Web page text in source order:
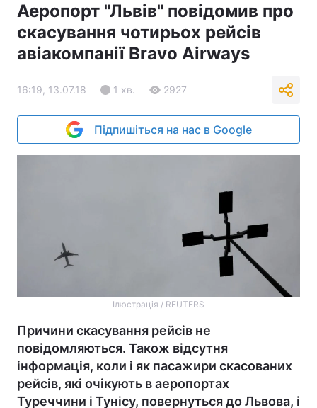
Аеропорт "Львів" повідомив про
скасування чотирьох рейсів
авіакомпанії Bravo Airways
16:19, 13.07.18 1 хв. 2927
Підпишіться на нас в Google
Ілюстрація / REUTERS
Причини скасування рейсів не
повідомляються. Також відсутня
інформація, коли і як пасажири скасованих
рейсів, які очікують в аеропортах
Туреччини і Тунісу, повернуться до Львова, і